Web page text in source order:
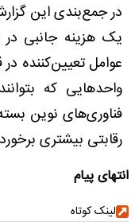
در جمع‌بندی این
یک هزینه جانبی
عوامل تعیین‌کننده
واحدهایی که
فناوری‌های نوین
رقابتی بیشتری
انتهای پیام
لینک کوتاه